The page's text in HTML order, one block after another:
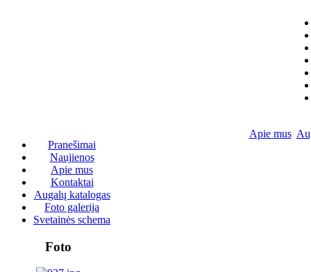
Pranešimai
Naujienos
Apie mus
Kontaktai
Augalų katalogas
Foto galerija
Svetainės schema
Foto
Apie mus